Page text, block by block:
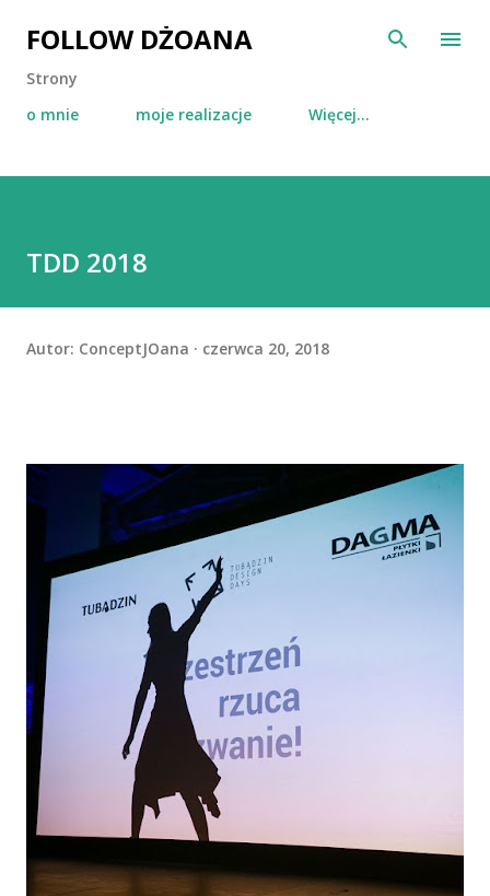
Przejdź do głównej zawartości
FOLLOW DŻOANA
Strony
o mnie
moje realizacje Więcej…
TDD 2018
Autor: ConceptJOana czerwca 20, 2018